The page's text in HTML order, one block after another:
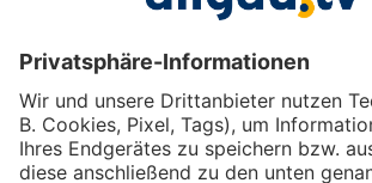
Das könnte Dich auch
interessieren